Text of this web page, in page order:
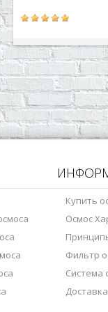
давления воды в
обратного осмоса)
продавливания
полупроницаемую
Купить
Осмос
Фильтр
Система